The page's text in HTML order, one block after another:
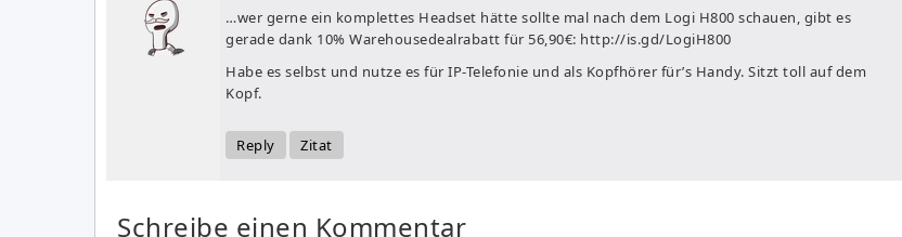
…wer gerne ein komplettes Headset hätte sollte mal nach dem Logi H800 schauen, gibt es
gerade dank 10% Warehousedealrabatt für 56,90€: http://is.gd/LogiH800
Habe es selbst und nutze es für IP-Telefonie und als Kopfhörer für’s Handy. Sitzt toll auf dem
Kopf.
Reply Zitat
Schreibe einen Kommentar